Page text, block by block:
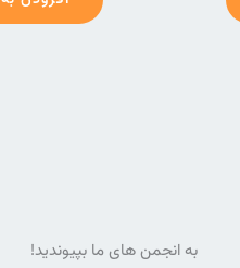
به انجمن های ما بپیوندید!